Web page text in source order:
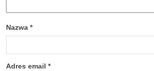
Nazwa *
Adres email *